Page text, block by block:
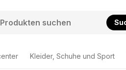
Kleider, Schuhe und Sport